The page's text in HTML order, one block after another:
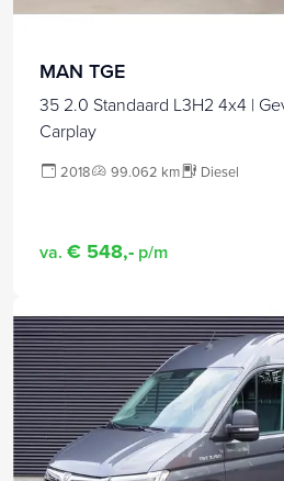
MAN TGE
35 2.0 Standaard L3H2 4x4 |
Carplay
2018 99.062 km Diesel
va. € 548,- p/m